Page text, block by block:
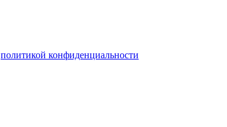
политикой конфиденциальности